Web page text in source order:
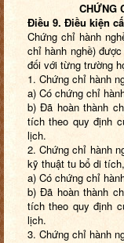
CHỨNG
Điều 9. Điều kiện
Chứng chỉ hành
chỉ hành nghề)
đối với từng trường
1. Chứng chỉ hành
a) Có chứng chỉ
b) Đã hoàn thành
tích theo quy định
lịch.
2. Chứng chỉ hành
kỹ thuật tu bổ di
a) Có chứng chỉ
b) Đã hoàn thành
tích theo quy định
lịch.
3. Chứng chỉ hành